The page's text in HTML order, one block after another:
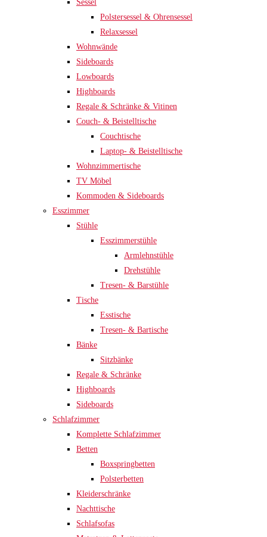
Sessel
Polstersessel & Ohrensessel
Relaxsessel
Wohnwände
Sideboards
Lowboards
Highboards
Regale & Schränke & Vitinen
Couch- & Beistelltische
Couchtische
Laptop- & Beistelltische
Wohnzimmertische
TV Möbel
Kommoden & Sideboards
Esszimmer
Stühle
Esszimmerstühle
Armlehnstühle
Drehstühle
Tresen- & Barstühle
Tische
Esstische
Tresen- & Bartische
Bänke
Sitzbänke
Regale & Schränke
Highboards
Sideboards
Schlafzimmer
Komplette Schlafzimmer
Betten
Boxspringbetten
Polsterbetten
Kleiderschränke
Nachttische
Schlafsofas